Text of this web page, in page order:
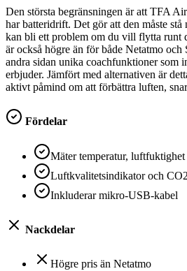
Den största begränsningen är att TFA
har batteridrift. Det gör att den måste
kan bli ett problem om du vill flytta runt
är också högre än för både Netatmo
andra sidan unika coachfunktioner som
erbjuder. Jämfört med alternativen är
aktivt påmind om att förbättra luften,
Fördelar
Mäter temperatur,
Luftkvalitetsindikator och
Inkluderar mikro-USB-kabel
Nackdelar
Högre pris än Netatmo